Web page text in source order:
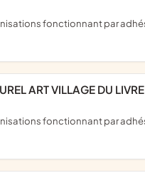
ART VILLAGE DU LIVRE